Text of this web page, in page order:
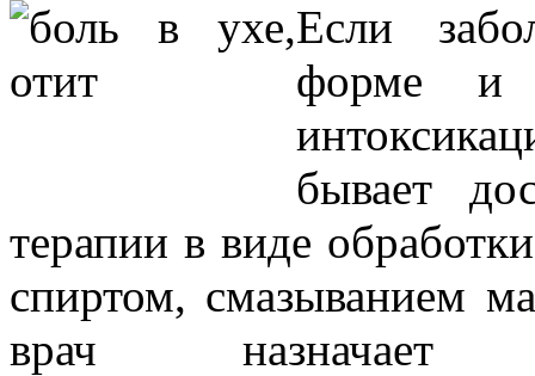
Если
форме и
бывает
терапии в виде
спиртом, смазыванием
врач назначает